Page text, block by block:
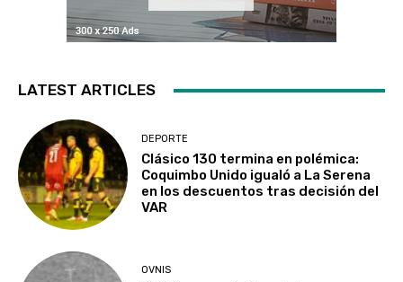
LATEST ARTICLES
DEPORTE
Clásico 130 termina en polémica:
Coquimbo Unido igualó a La Serena
en los descuentos tras decisión del
VAR
OVNIS